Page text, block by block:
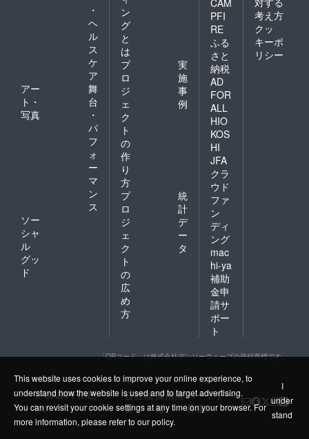
This website uses cookies to improve your online experience, to
understand how the website is used and to target advertising.
You can revisit your cookie settings at any time on your browser. For
more information, please refer to our policy.
I
under
stand
・
ヘ
ル
ス
ケ
ア
アー
ト・
写真
舞
台
・
パ
フ
ォ
ー
マ
ン
ス
ソー
シャ
ル
グッ
ド
ン
グ
と
は
プ
ロ
ジ
ェ
ク
ト
の
作
り
方
実
施
事
例
プ
ロ
ジ
ェ
ク
ト
の
広
め
方
統
計
デ
ー
タ
CAM
PFI
RE
ふる
さと
納税
AD
FOR
ALL
HIO
KOS
HI
JFA
クラ
ウド
ファ
ン
ディ
ング
mac
hi-ya
補助
金申
請サ
ポー
ト
考え方
クッ
キーポ
リシー
「QRコード」は株式会社デンソーウェーブの登録商標です。
© CAMPFIRE,
Inc.
会社概
要
採用情
報
パートナー
募集